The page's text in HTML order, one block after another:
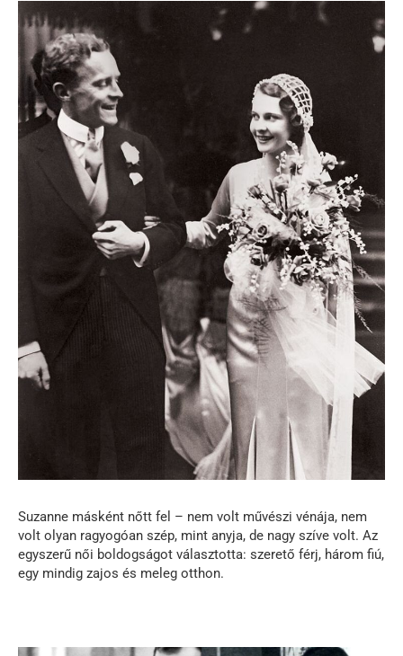
Suzanne másként nőtt fel – nem volt művészi vénája, nem
volt olyan ragyogóan szép, mint anyja, de nagy szíve volt. Az
egyszerű női boldogságot választotta: szerető férj, három fiú,
egy mindig zajos és meleg otthon.